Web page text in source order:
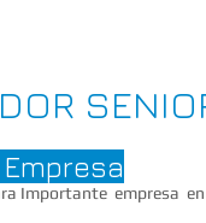
Importante empresa